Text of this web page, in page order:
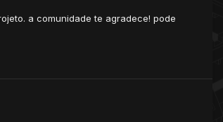
a comunidade te agradece! pode